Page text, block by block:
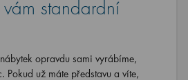
standardní
opravdu sami vyrábíme,
Pokud už máte představu a víte,